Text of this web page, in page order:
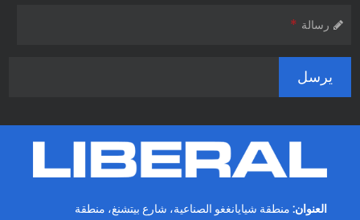
رسالة *
العنوان: منطقة شيايانغغو الصناعية، شارع بيتشنغ، منطقة